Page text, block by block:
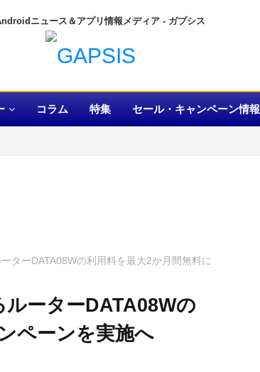
ニュース＆アプリ情報メディア
コラム 特集 セール・キャンペーン情報
ターDATA08Wの利用料を最大2か月間無料に
ーターDATA08Wの
ペーンを実施へ